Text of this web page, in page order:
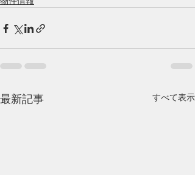
最新記事 すべて表示